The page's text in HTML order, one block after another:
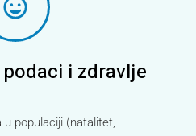
i zdravlje
u populaciji (natalitet,